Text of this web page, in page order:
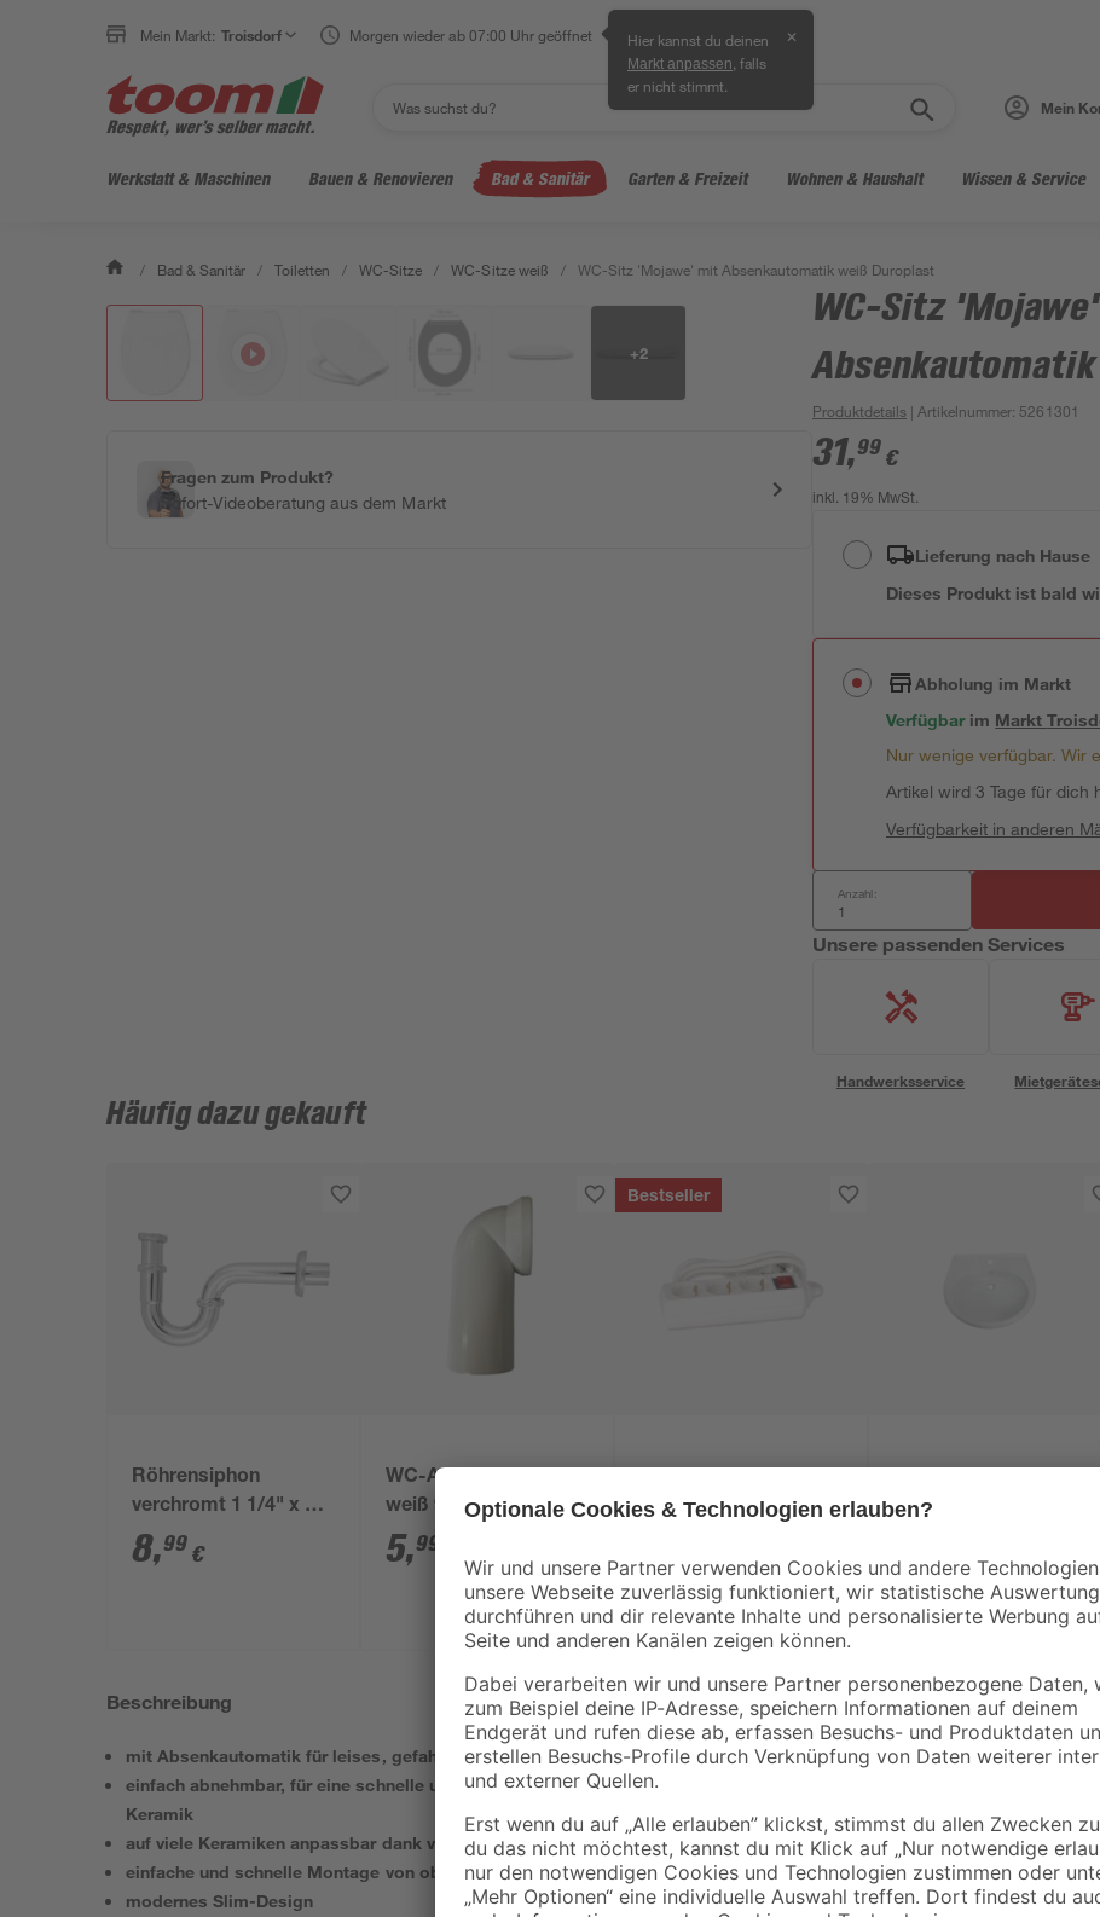
Mein Markt: Troisdorf Morgen wieder ab 07:00 Uhr geöffnet Hier kannst du deinen
Markt anpassen , falls
er nicht stimmt.
✕
Mein
Werkstatt & Maschinen Bauen & Renovieren Bad & Sanitär Garten & Freizeit Wohnen & Haushalt Wissen & Service
/ Bad & Sanitär / Toiletten / WC-Sitze / WC-Sitze weiß / WC-Sitz 'Mojawe' mit Absenkautomatik weiß Duroplast
+2
Fragen zum Produkt?
Sofort-Videoberatung aus dem Markt
WC-Sitz
Produktdetails | Artikelnummer: 5261301
31,99 €
inkl. 19% MwSt.
Lieferung nach Hause
Dieses Produkt ist bald
Abholung im Markt
Verfügbar im Markt
Nur wenige verfügbar. Wir
Artikel wird 3 Tage für dich
Verfügbarkeit in anderen
Anzahl:
Unsere passenden Services
Handwerksservice
Häufig dazu gekauft
Röhrensiphon
verchromt 1 1/4" x 32
mm
8,99 €
WC-Anschlussbogen
weiß 90°
5,99
Bestseller
mit Schalter 3-fach
3
2,64 € / Meter
weiß 60 x 21 x 50 cm
25 , €
Beschreibung
mit Absenkautomatik für leises, gefahrloses Schließen
einfach abnehmbar, für eine schnelle und einfache Reinigung des Sitzes und der
Keramik
auf viele Keramiken anpassbar dank verstellbarem Scharnier
einfache und schnelle Montage von oben
modernes Slim-Design
Erlebe die Kombination aus
WC-Sitz 'Mojawe' von cedo. Dank
einen frischen, modernen Stil. In
Der WC-Sitz besteht aus
sanfte und geräuschlose
während der Quick-Release-
Reinigen gewährleistet. Du kannst